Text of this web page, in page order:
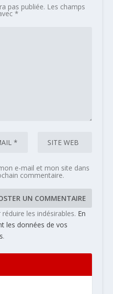
pas publiée. Les champs
*
e-mail et mon site dans
commentaire.
les indésirables. En
les données de vos
.